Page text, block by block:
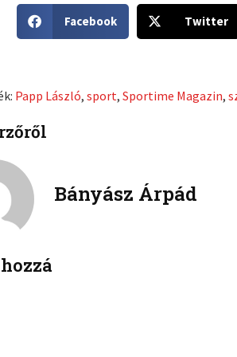
h
o
f
b
Facebook
h
o
t
Twitter
Papp László,sport,Sportime Magazin,
Bányász Árpád